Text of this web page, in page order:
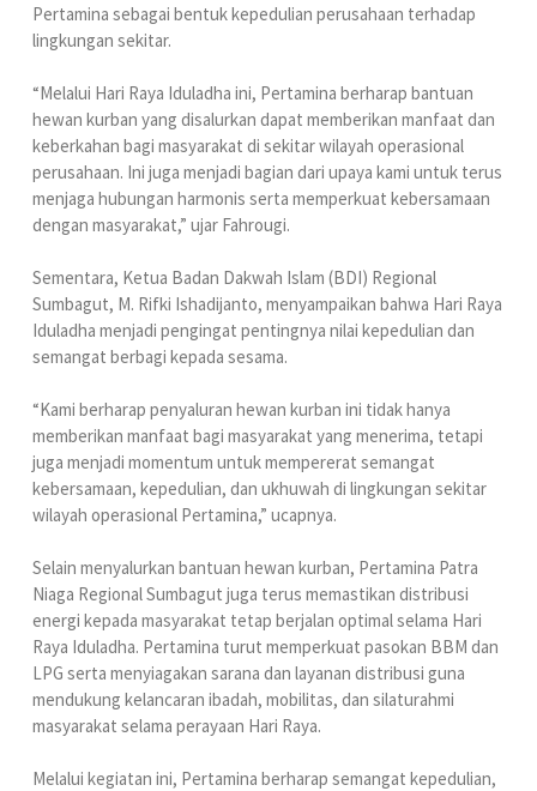
Pertamina sebagai bentuk kepedulian perusahaan terhadap
lingkungan sekitar.
“Melalui Hari Raya Iduladha ini, Pertamina berharap bantuan
hewan kurban yang disalurkan dapat memberikan manfaat dan
keberkahan bagi masyarakat di sekitar wilayah operasional
perusahaan. Ini juga menjadi bagian dari upaya kami untuk terus
menjaga hubungan harmonis serta memperkuat kebersamaan
dengan masyarakat,” ujar Fahrougi.
Sementara, Ketua Badan Dakwah Islam (BDI) Regional
Sumbagut, M. Rifki Ishadijanto, menyampaikan bahwa Hari Raya
Iduladha menjadi pengingat pentingnya nilai kepedulian dan
semangat berbagi kepada sesama.
“Kami berharap penyaluran hewan kurban ini tidak hanya
memberikan manfaat bagi masyarakat yang menerima, tetapi
juga menjadi momentum untuk mempererat semangat
kebersamaan, kepedulian, dan ukhuwah di lingkungan sekitar
wilayah operasional Pertamina,” ucapnya.
Selain menyalurkan bantuan hewan kurban, Pertamina Patra
Niaga Regional Sumbagut juga terus memastikan distribusi
energi kepada masyarakat tetap berjalan optimal selama Hari
Raya Iduladha. Pertamina turut memperkuat pasokan BBM dan
LPG serta menyiagakan sarana dan layanan distribusi guna
mendukung kelancaran ibadah, mobilitas, dan silaturahmi
masyarakat selama perayaan Hari Raya.
Melalui kegiatan ini, Pertamina berharap semangat kepedulian,